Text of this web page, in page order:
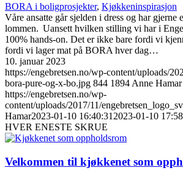
BORA i boligprosjekter, Kjøkkeninspirasjon
Våre ansatte går sjelden i dress og har gjerne
lommen. Uansett hvilken stilling vi har i
100% hands-on. Det er ikke bare fordi vi
fordi vi lager mat på BORA hver dag…
10. januar 2023
https://engebretsen.no/wp-content/uploads/
bora-pure-og-x-bo.jpg 844 1894 Anne Hamar
https://engebretsen.no/wp-
content/uploads/2017/11/
Hamar2023-01-10 16:40:31 2023-01-10
HVER ENESTE SKRUE
Velkommen til kjøkkenet som